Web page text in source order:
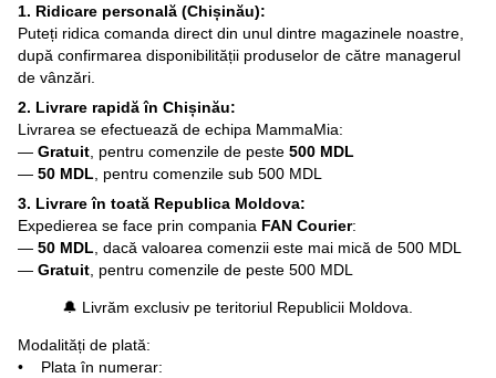
1. Ridicare personală (Chișinău):
Puteți ridica comanda direct din unul dintre magazinele noastre,
după confirmarea disponibilității produselor de către managerul
de vânzări.
2. Livrare rapidă în Chișinău:
Livrarea se efectuează de echipa MammaMia:
— Gratuit , pentru comenzile de peste 500 MDL
— 50 MDL , pentru comenzile sub 500 MDL
3. Livrare în toată Republica Moldova:
Expedierea se face prin compania FAN Courier:
— 50 MDL , dacă valoarea comenzii este mai mică de 500 MDL
— Gratuit , pentru comenzile de peste 500 MDL
🔔 Livrăm exclusiv pe teritoriul Republicii Moldova.
Modalități de plată:
• Plata în numerar: